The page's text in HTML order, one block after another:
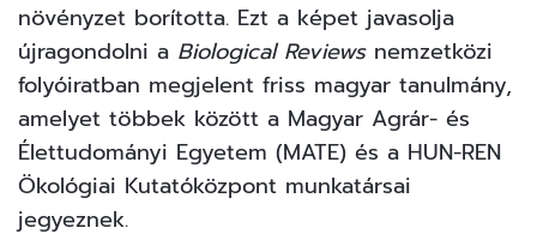
növényzet borította. Ezt a képet javasolja
újragondolni a Biological Reviewsnemzetközi
folyóiratban megjelent friss magyar tanulmány,
amelyet többek között a Magyar Agrár- és
Élettudományi Egyetem (MATE) és a HUN-REN
Ökológiai Kutatóközpont munkatársai
jegyeznek.